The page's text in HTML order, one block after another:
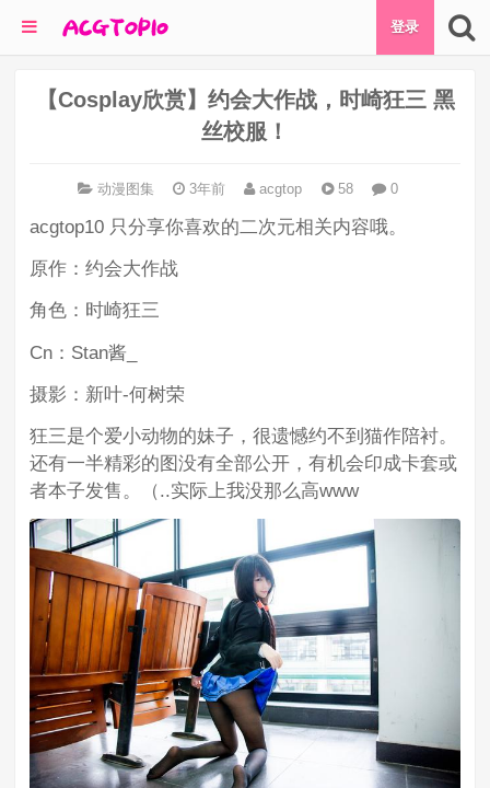
登录
【Cosplay欣赏】约会大作战，时崎狂三 黑
丝校服！
动漫图集 3年前 acgtop 58 0
acgtop10 只分享你喜欢的二次元相关内容哦。
原作：约会大作战
角色：时崎狂三
Cn：Stan酱_
摄影：新叶-何树荣
狂三是个爱小动物的妹子，很遗憾约不到猫作陪衬。
还有一半精彩的图没有全部公开，有机会印成卡套或
者本子发售。（..实际上我没那么高www